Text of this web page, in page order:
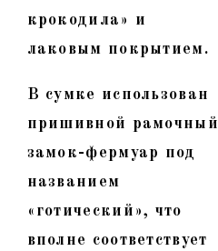
крокодила» и
лаковым покрытием.
В сумке использован
пришивной рамочный
замок-фермуар под
названием
«готический», что
вполне соответствует